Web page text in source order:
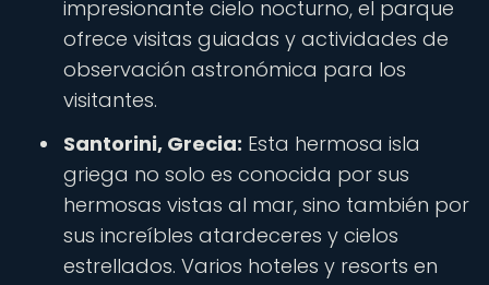
impresionante cielo nocturno, el parque
ofrece visitas guiadas y actividades de
observación astronómica para los
visitantes.
Santorini, Grecia: Esta hermosa isla
griega no solo es conocida por sus
hermosas vistas al mar, sino también por
sus increíbles atardeceres y cielos
estrellados. Varios hoteles y resorts en